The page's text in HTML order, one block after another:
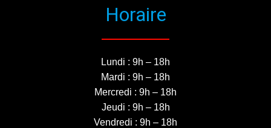
Horaire
Lundi : 9h – 18h
Mardi : 9h – 18h
Mercredi : 9h – 18h
Jeudi : 9h – 18h
Vendredi : 9h – 18h